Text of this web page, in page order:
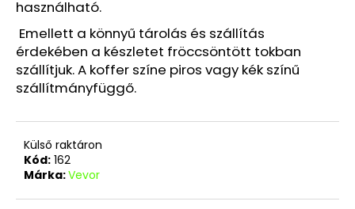
használható.
Emellett a könnyű tárolás és szállítás
érdekében a készletet fröccsöntött tokban
szállítjuk. A koffer színe piros vagy kék színű
szállítmányfüggő.
Külső raktáron
Kód: 162
Márka:Vevor